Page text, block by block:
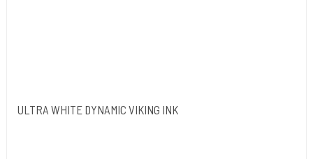
ULTRA WHITE DYNAMIC VIKING INK